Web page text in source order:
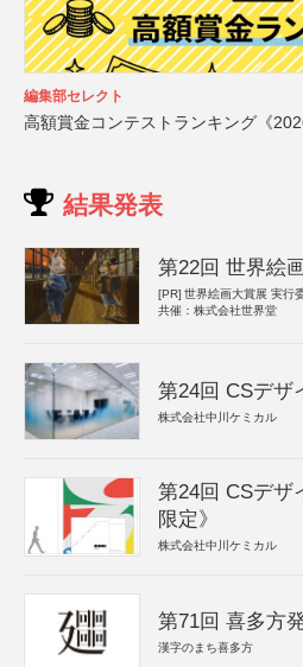
編集部セレクト
高額賞金コンテストランキング《
結果発表
第22回 世界絵
[PR] 世界絵画大賞展 実行
共催：株式会社世界堂
第24回 CSデザ
株式会社中川ケミカル
第24回 CSデザ
限定》
株式会社中川ケミカル
第71回 喜多方
漢字のまち喜多方